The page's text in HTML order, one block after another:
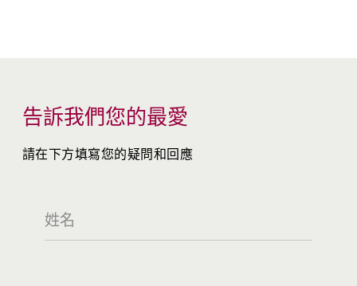
告訴我們您的最愛
請在下方填寫您的疑問和回應